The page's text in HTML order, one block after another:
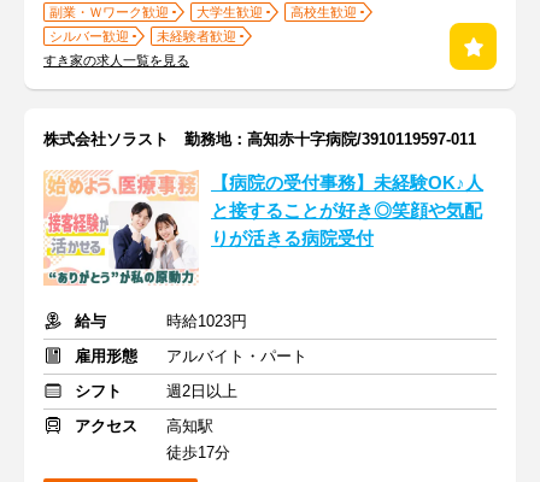
副業・Ｗワーク歓迎 大学生歓迎
高校生歓迎
シルバー歓迎
未経験者歓迎
すき家の求人一覧を見る
株式会社ソラスト 勤務地：高知赤十字病院/3910119597-011
【病院の受付事務】未経験OK♪人
と接することが好き◎笑顔や気配
りが活きる病院受付
給与
時給1023円
雇用形態
アルバイト・パート
シフト
週2日以上
アクセス
高知駅
徒歩17分